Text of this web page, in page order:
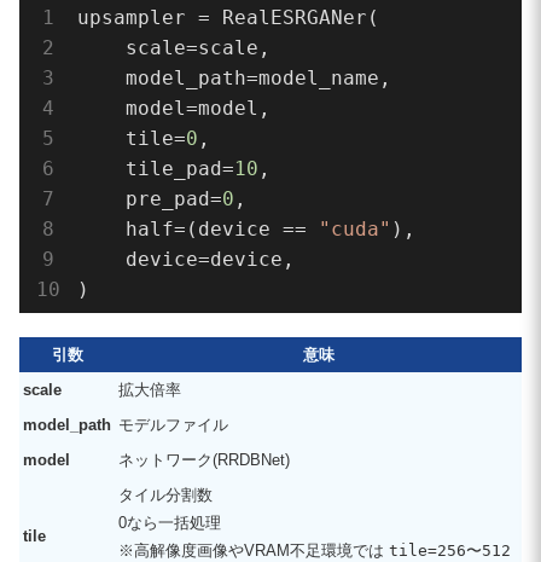
    pre_pad=
0,
    half=(device ==
    device=device,
# ----------------------
# 画像読み込み
# ----------------------
if
raise ValueError(f"failed to read
print("input:", img.shape[1], "x",
# ----------------------
# アップスケール処理（時間計測）
# ----------------------
start_time = time.time()
upsampler = RealESRGANer(
    scale=scale,
    model_path=model_name,
    model=model,
    tile=
0 ,
    tile_pad=
10 ,
    pre_pad=
0 ,
    half=(device ==
"cuda" ),
    device=device,
)
引数
意味
scale
拡大倍率
model_path モデルファイル
model
ネットワーク(RRDBNet)
tile
タイル分割数
0なら一括処理
※高解像度画像やVRAM不足環境では tile=256〜512